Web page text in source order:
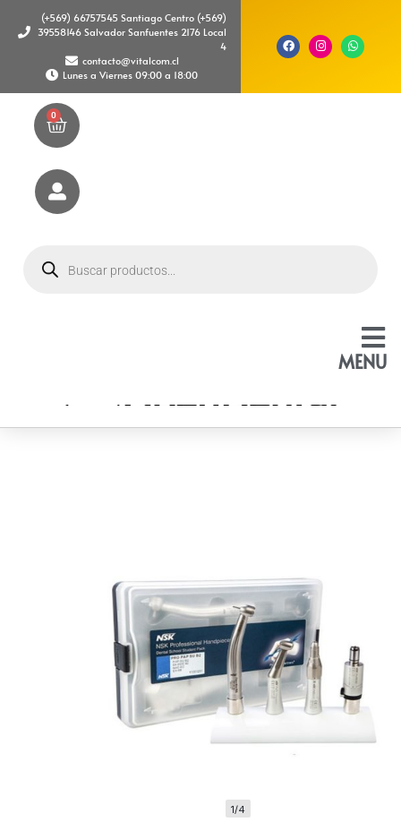
(+569) 66757545 Santiago Centro (+569)
39558146 Salvador Sanfuentes 2176 Local
4
contacto@vitalcom.cl
Lunes a Viernes 09:00 a 18:00
MENU
0
1/4